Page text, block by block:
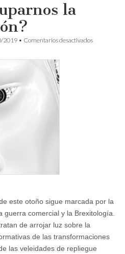
la
2019 • Comentarios desactivadosen
este otoño sigue marcada por la
guerra comercial y la Brexitología.
de arrojar luz sobre la
de las transformaciones
las veleidades de repliegue